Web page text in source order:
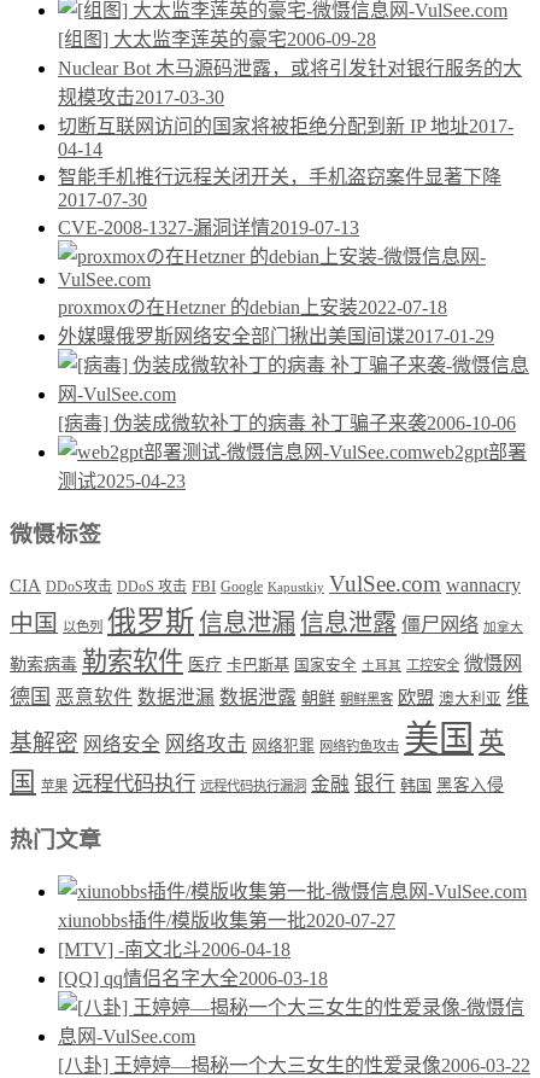
[组图] 大太监李莲英的豪宅2006-09-28
Nuclear Bot 木马源码泄露，或将引发针对银行服务的大
规模攻击2017-03-30
切断互联网访问的国家将被拒绝分配到新 IP 地址2017-
04-14
智能手机推行远程关闭开关，手机盗窃案件显著下降
2017-07-30
CVE-2008-1327-漏洞详情2019-07-13
proxmoxの在Hetzner 的debian上安装2022-07-18
外媒曝俄罗斯网络安全部门揪出美国间谍2017-01-29
[病毒] 伪装成微软补丁的病毒 补丁骗子来袭2006-10-06
web2gpt部署
测试2025-04-23
微慑标签
CIA DDoS攻击 DDoS 攻击 FBI Google Kapustkiy VulSee.com wannacry
中国 以色列 俄罗斯信息泄漏信息泄露 僵尸网络 加拿大
勒索病毒 勒索软件 医疗 卡巴斯基 国家安全 土耳其 工控安全 微慑网
德国 恶意软件 数据泄漏 数据泄露 朝鲜 朝鲜黑客 欧盟 澳大利亚 维
基解密 网络安全 网络攻击 网络犯罪 网络钓鱼攻击 美国 英
国
苹果 远程代码执行 远程代码执行漏洞 金融 银行 韩国 黑客入侵
热门文章
xiunobbs插件/模版收集第一批2020-07-27
[MTV] -南文北斗2006-04-18
[QQ] qq情侣名字大全2006-03-18
[八卦] 王婷婷—揭秘一个大三女生的性爱录像2006-03-22